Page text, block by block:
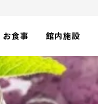
お食事 館内施設